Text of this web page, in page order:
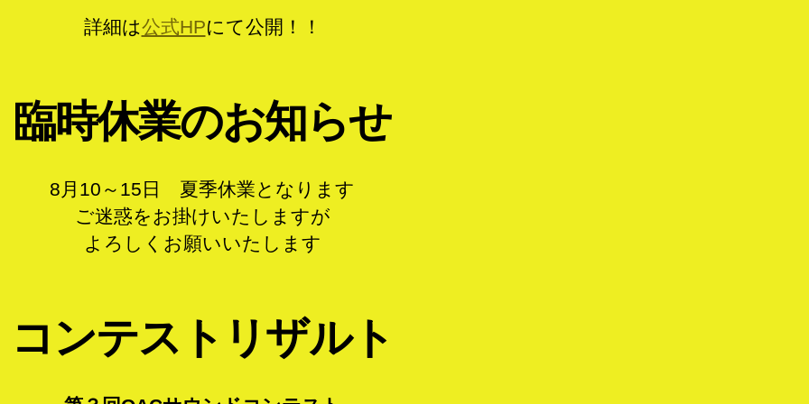
詳細は公式HPにて公開！！
臨時休業のお知らせ
8月10～15日 夏季休業となります
ご迷惑をお掛けいたしますが
よろしくお願いいたします
コンテストリザルト